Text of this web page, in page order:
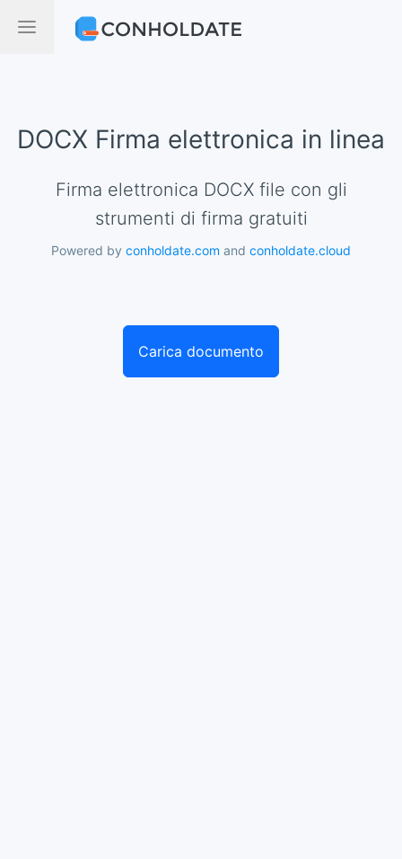
DOCX Firma elettronica in linea
Firma elettronica DOCX file con gli
strumenti di firma gratuiti
Powered by conholdate.com and conholdate.cloud
Carica documento